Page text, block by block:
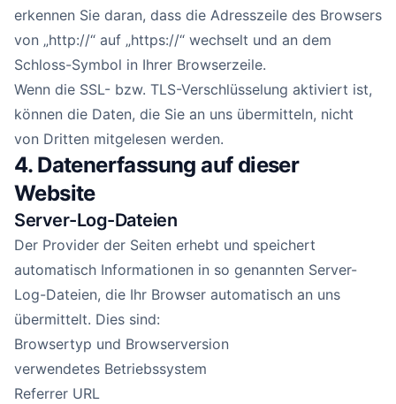
erkennen Sie daran, dass die Adresszeile des Browsers
von „http://“ auf „https://“ wechselt und an dem
Schloss-Symbol in Ihrer Browserzeile.
Wenn die SSL- bzw. TLS-Verschlüsselung aktiviert ist,
können die Daten, die Sie an uns übermitteln, nicht
von Dritten mitgelesen werden.
4. Datenerfassung auf dieser
Website
Server-Log-Dateien
Der Provider der Seiten erhebt und speichert
automatisch Informationen in so genannten Server-
Log-Dateien, die Ihr Browser automatisch an uns
übermittelt. Dies sind:
Browsertyp und Browserversion
verwendetes Betriebssystem
Referrer URL